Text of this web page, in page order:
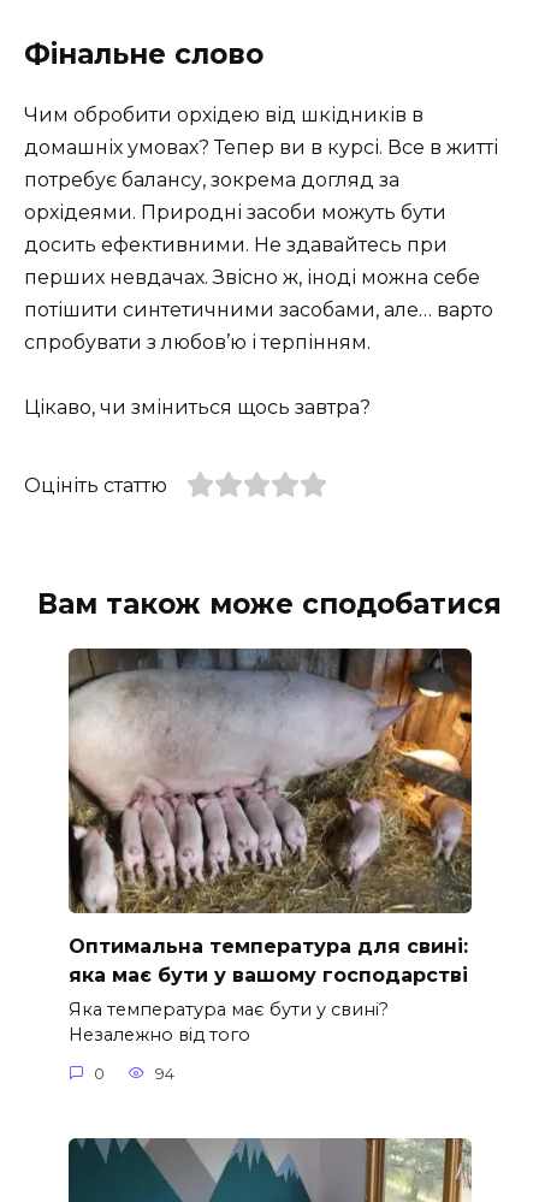
Фінальне слово
Чим обробити орхідею від шкідників в
домашніх умовах? Тепер ви в курсі. Все в житті
потребує балансу, зокрема догляд за
орхідеями. Природні засоби можуть бути
досить ефективними. Не здавайтесь при
перших невдачах. Звісно ж, іноді можна себе
потішити синтетичними засобами, але… варто
спробувати з любов’ю і терпінням.
Цікаво, чи зміниться щось завтра?
Оцініть статтю
Вам також може сподобатися
Оптимальна температура для свині:
яка має бути у вашому господарстві
Яка температура має бути у свині?
Незалежно від того
0 94